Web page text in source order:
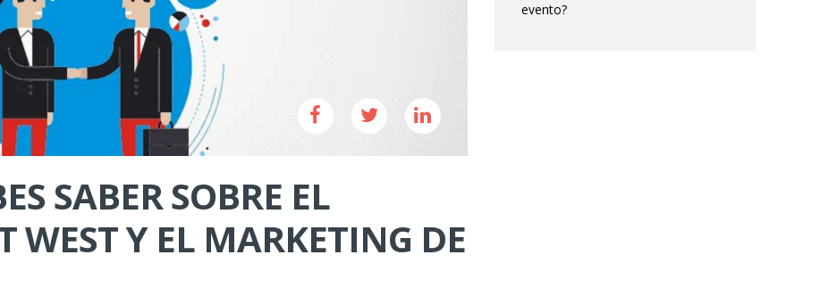
SABER SOBRE EL
Y EL MARKETING DE
evento?